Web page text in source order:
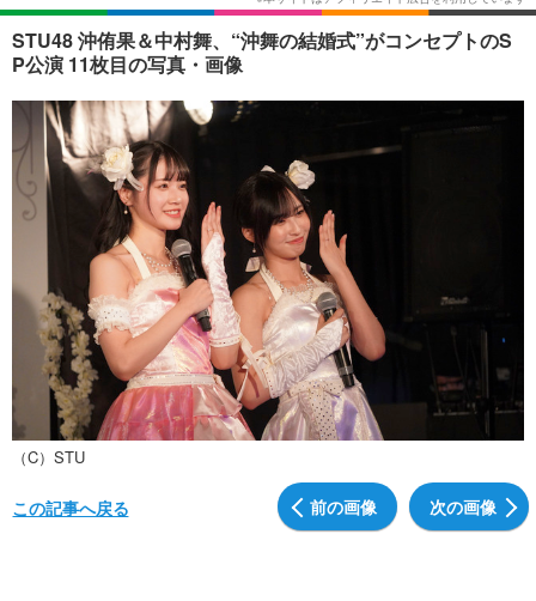
ショッピング その他
STU48 沖侑果＆中村舞、“沖舞の結婚式”がコンセプトのS
P公演 11枚目の写真・画像
（C）STU
前の画像 次の画像
この記事へ戻る